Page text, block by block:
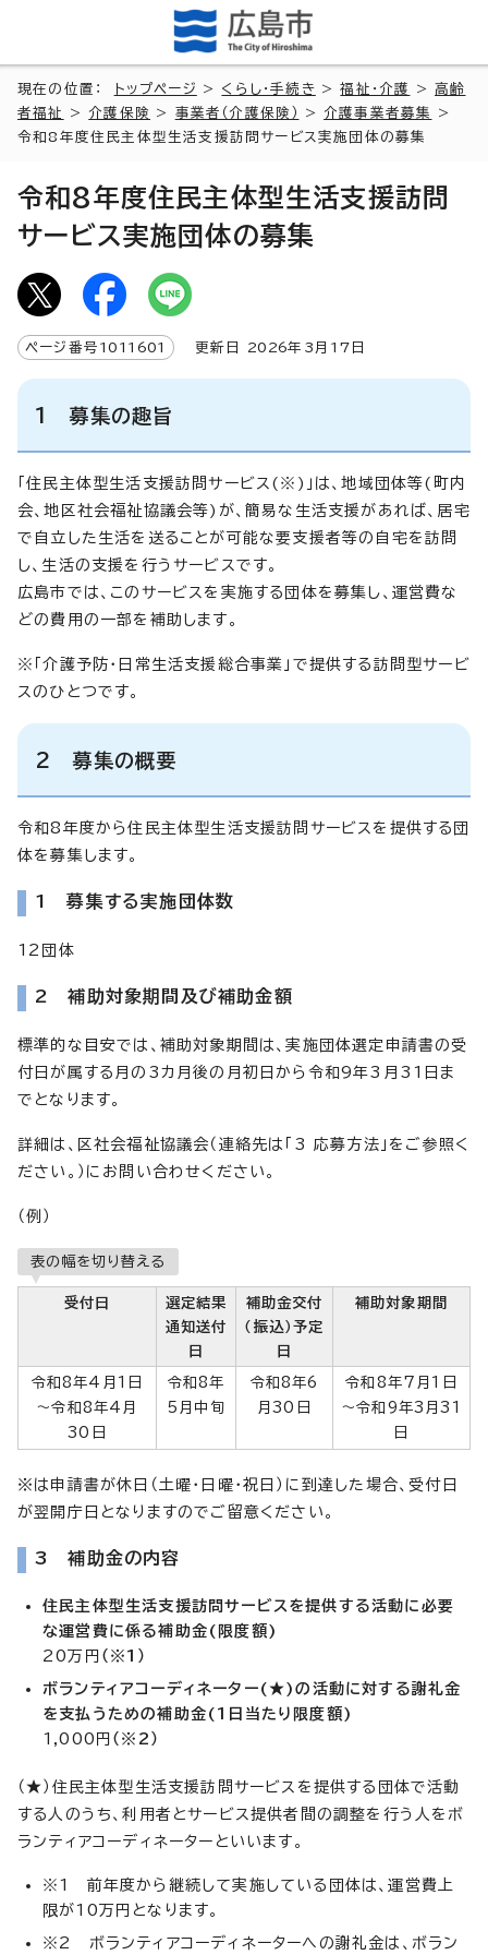
現在の位置： トップページ > くらし・手続き >福祉・介護 >高齢
者福祉
> 介護保険 > 事業者（介護保険） > 介護事業者募集
>
令和8年度住民主体型生活支援訪問サービス実施団体の募集
令和8年度住民主体型生活支援訪問
サービス実施団体の募集
ページ番号 1011601 更新日 2026年3月 17 日
1 募集の趣旨
「住民主体型生活支援訪問サービス(※)」は、地域団体等(町内
会、地区社会福祉協議会等)が、簡易な生活支援があれば、居宅
で自立した生活を送ることが可能な要支援者等の自宅を訪問
し、生活の支援を行うサービスです。
広島市では、このサービスを実施する団体を募集し、運営費な
どの費用の一部を補助します。
※「介護予防・日常生活支援総合事業」で提供する訪問型サービ
スのひとつです。
2 募集の概要
令和8年度から住民主体型生活支援訪問サービスを提供する団
体を募集します。
1 募集する実施団体数
12団体
2 補助対象期間及び補助金額
標準的な目安では、補助対象期間は、実施団体選定申請書の受
付日が属する月の3カ月後の月初日から令和9年3月31日ま
でとなります。
詳細は、区社会福祉協議会（連絡先は「3 応募方法」をご参照く
ださい。）にお問い合わせください。
（例）
表の幅を切り替える
受付日
選定結果
通知送付
日
補助金交付
（振込）予定
日
補助対象期間
令和8年4月1日
～令和8年4月
30日
令和8年
5月中旬
令和8年6
月30日
令和8年7月1日
～令和9年3月31
日
※ は申請書が休日（土曜・日曜・祝日）に到達した場合、受付日
が翌開庁日となりますのでご留意ください。
3 補助金の内容
住民主体型生活支援訪問サービスを提供する活動に必要
な運営費に係る補助金(限度額)
20万円 （※1）
ボランティアコーディネーター(★)の活動に対する謝礼金
を支払うための補助金(1日当たり限度額)
1,000円 （※2）
（★）住民主体型生活支援訪問サービスを提供する団体で活動
する人のうち、利用者とサービス提供者間の調整を行う人をボ
ランティアコーディネーターといいます。
※1 前年度から継続して実施している団体は、運営費上
限が10万円となります。
※2 ボランティアコーディネーターへの謝礼金は、ボラン